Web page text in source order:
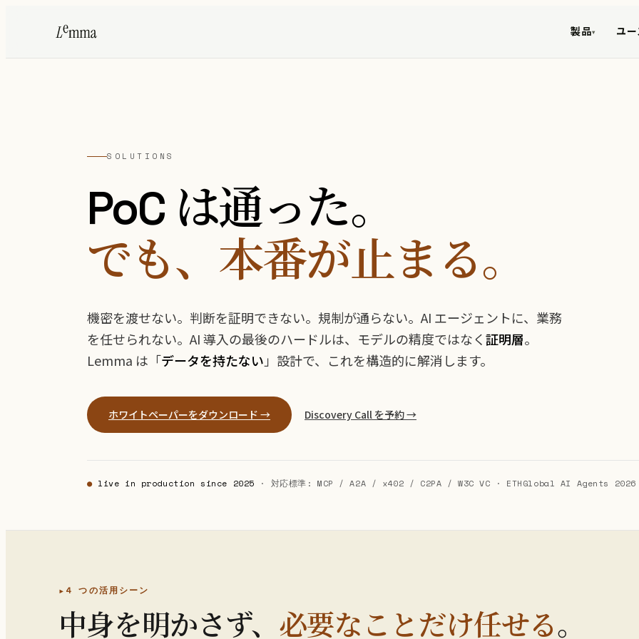
製品▾ ユ
SOLUTIONS
PoC は通った。
でも、本番が止まる。
機密を渡せない。判断を証明できない。規制が通らない。AI エージェントに、業務
を任せられない。AI 導入の最後のハードルは、モデルの精度ではなく証明層。
Lemma は「データを持たない 」設計で、これを構造的に解消します。
ホワイトペーパーをダウンロード → Discovery Call を予約 →
● live in production since 2025 · 対応標準: MCP / A2A / x402 / C2PA / W3C VC · ETHGlobal AI Agents
4 つの活用シーン
中身を明かさず、 必要なことだけ任せる。